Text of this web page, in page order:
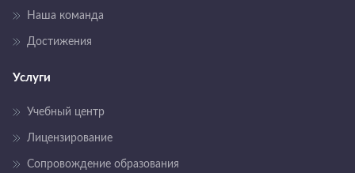
Наша команда
Достижения
Услуги
Учебный центр
Лицензирование
Сопровождение образования